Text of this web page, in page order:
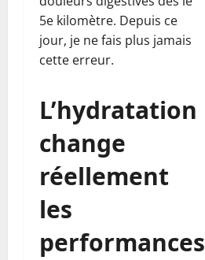
5e kilomètre. Depuis ce
jour, je ne fais plus jamais
cette erreur.
L’hydratation
change
réellement
les
performances